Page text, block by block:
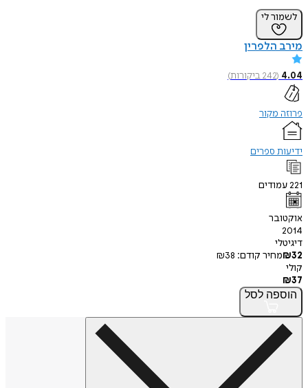
לשמור לי
מירב הלפרין
4.04
(
242ביקורות)
פרוזה מקור
ידיעות ספרים
221עמודים
אוקטובר
2014
דיגיטלי
₪32 מחיר קודם: ₪38
קולי
₪37
הוספה לסל